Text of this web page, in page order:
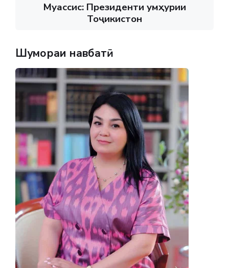
Муассис: Президенти Ҷумҳурии
Тоҷикистон
Шумораи навбатӣ